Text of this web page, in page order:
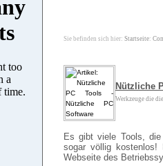
Sie befinden sich hier: Startseite:
Nützliche
Werkzeuge die
Es gibt viele Tools,
sogar völlig kostenlos!
Webseite des